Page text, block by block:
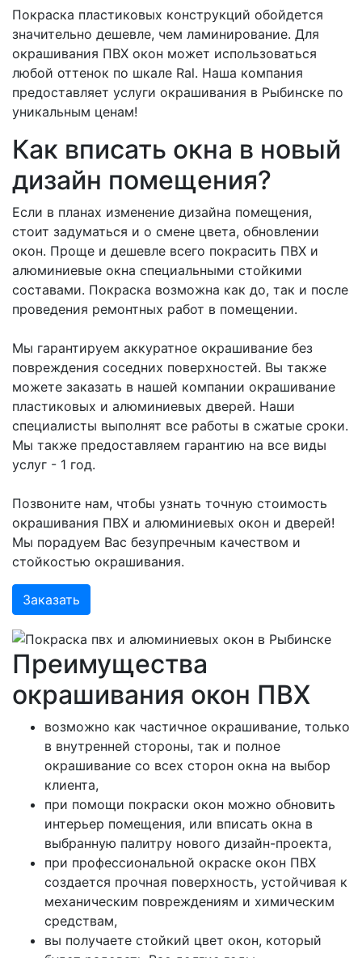
Покраска пластиковых конструкций обойдется
значительно дешевле, чем ламинирование. Для
окрашивания ПВХ окон может использоваться
любой оттенок по шкале Ral. Наша компания
предоставляет услуги окрашивания в Рыбинске по
уникальным ценам!
Как вписать окна в новый
дизайн помещения?
Если в планах изменение дизайна помещения,
стоит задуматься и о смене цвета, обновлении
окон. Проще и дешевле всего покрасить ПВХ и
алюминиевые окна специальными стойкими
составами. Покраска возможна как до, так и после
проведения ремонтных работ в помещении.
Мы гарантируем аккуратное окрашивание без
повреждения соседних поверхностей. Вы также
можете заказать в нашей компании окрашивание
пластиковых и алюминиевых дверей. Наши
специалисты выполнят все работы в сжатые сроки.
Мы также предоставляем гарантию на все виды
услуг - 1 год.
Позвоните нам, чтобы узнать точную стоимость
окрашивания ПВХ и алюминиевых окон и дверей!
Мы порадуем Вас безупречным качеством и
стойкостью окрашивания.
Заказать
Преимущества
окрашивания окон ПВХ
возможно как частичное окрашивание, только
в внутренней стороны, так и полное
окрашивание со всех сторон окна на выбор
клиента,
при помощи покраски окон можно обновить
интерьер помещения, или вписать окна в
выбранную палитру нового дизайн-проекта,
при профессиональной окраске окон ПВХ
создается прочная поверхность, устойчивая к
механическим повреждениям и химическим
средствам,
вы получаете стойкий цвет окон, который